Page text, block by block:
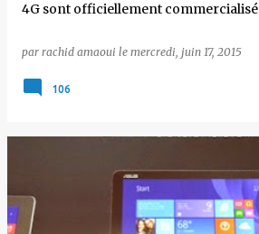
4G sont officiellement
par rachid amaoui le mercredi, juin 17, 2015
106